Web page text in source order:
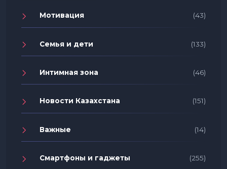
Мотивация (43)
Семья и дети (133)
Интимная зона (46)
Новости Казахстана (151)
Важные (14)
Смартфоны и гаджеты (255)